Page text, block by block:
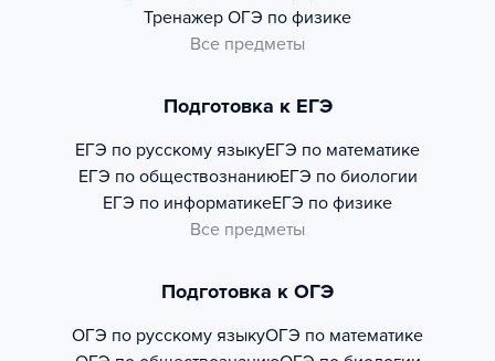
Тренажер ОГЭ по физике
Все предметы
Подготовка к ЕГЭ
ЕГЭ по русскому языкуЕГЭ по математике
ЕГЭ по обществознаниюЕГЭ по биологии
ЕГЭ по информатикеЕГЭ по физике
Все предметы
Подготовка к ОГЭ
ОГЭ по русскому языкуОГЭ по математике